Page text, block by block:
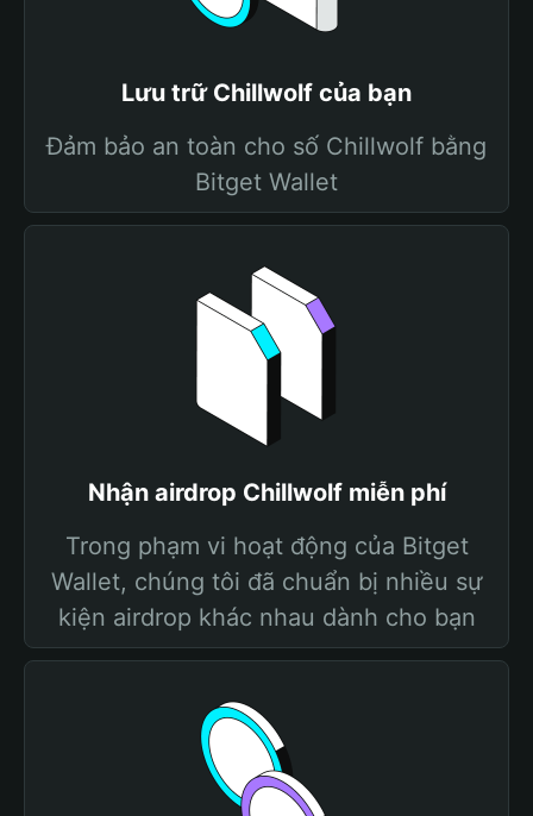
Lưu trữ Chillwolf của bạn
Đảm bảo an toàn cho số Chillwolf bằng
Bitget Wallet
Nhận airdrop Chillwolf miễn phí
Trong phạm vi hoạt động của Bitget
Wallet, chúng tôi đã chuẩn bị nhiều sự
kiện airdrop khác nhau dành cho bạn